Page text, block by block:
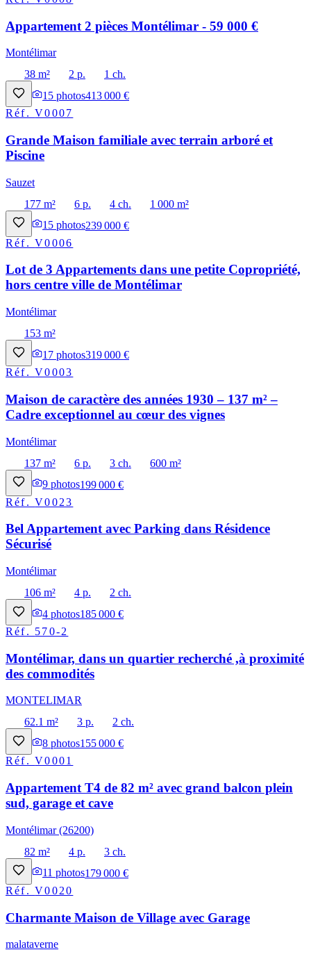
Appartement 2 pièces Montélimar - 59 000 €
Montélimar
38 m²
2 p.
1 ch.
15 photos413 000 €
Réf.V0007
Grande Maison familiale avec terrain arboré et
Piscine
Sauzet
177 m²
6 p. 4 ch.
1 000 m²
15 photos239 000 €
Réf.V0006
Lot de 3 Appartements dans une petite Copropriété,
hors centre ville de Montélimar
Montélimar
153 m²
17 photos319 000 €
Réf.V0003
Maison de caractère des années 1930 – 137 m² –
Cadre exceptionnel au cœur des vignes
Montélimar
137 m²
6 p. 3 ch.
600 m²
9 photos199 000 €
Réf.V0023
Bel Appartement avec Parking dans Résidence
Sécurisé
Montélimar
106 m²
4 p.
2 ch.
4 photos185 000 €
Réf. 570-2
Montélimar, dans un quartier recherché ,à proximité
des commodités
MONTELIMAR
62.1 m²
3 p.
2 ch.
8 photos155 000 €
Réf.V0001
Appartement T4 de 82 m² avec grand balcon plein
sud, garage et cave
Montélimar (26200)
82 m²
4 p.
3 ch.
11 photos179 000 €
Réf.V0020
Charmante Maison de Village avec Garage
malataverne